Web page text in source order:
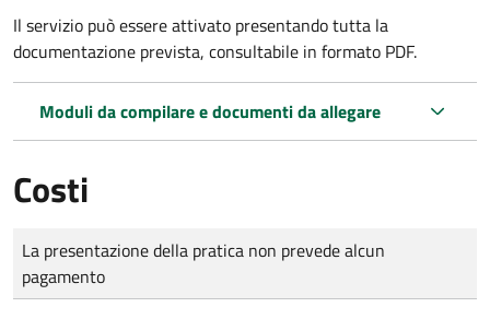
Il servizio può essere attivato presentando tutta la
documentazione prevista, consultabile in formato PDF.
Moduli da compilare e documenti da allegare
Costi
Tipo di pagamento
Importo
La presentazione della pratica non prevede alcun
pagamento